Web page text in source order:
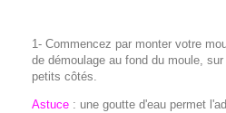
1- Commencez par monter votre
de démoulage au fond du moule,
petits côtés.
Astuce : une goutte d'eau permet